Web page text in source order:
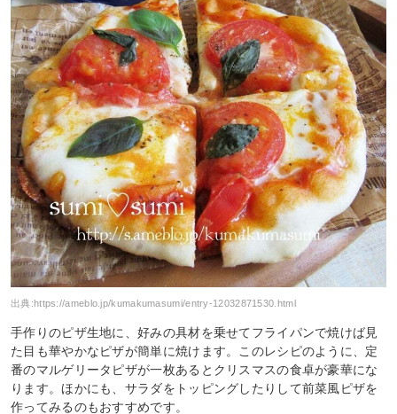
出典:https://ameblo.jp/kumakumasumi/entry-12032871530.html
手作りのピザ生地に、好みの具材を乗せてフライパンで焼けば見
た目も華やかなピザが簡単に焼けます。このレシピのように、定
番のマルゲリータピザが一枚あるとクリスマスの食卓が豪華にな
ります。ほかにも、サラダをトッピングしたりして前菜風ピザを
作ってみるのもおすすめです。